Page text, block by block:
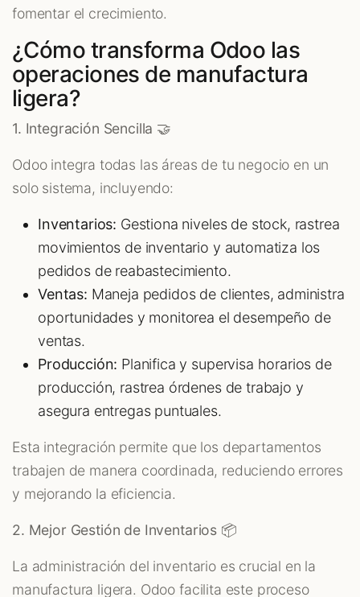
fomentar el crecimiento.
¿Cómo transforma Odoo las
operaciones de manufactura
ligera?
1. Integración Sencilla 🤝
Odoo integra todas las áreas de tu negocio en un
solo sistema, incluyendo:
Inventarios: Gestiona niveles de stock, rastrea
movimientos de inventario y automatiza los
pedidos de reabastecimiento.
Ventas: Maneja pedidos de clientes, administra
oportunidades y monitorea el desempeño de
ventas.
Producción: Planifica y supervisa horarios de
producción, rastrea órdenes de trabajo y
asegura entregas puntuales.
Esta integración permite que los departamentos
trabajen de manera coordinada, reduciendo errores
y mejorando la eficiencia.
2. Mejor Gestión de Inventarios 📦
La administración del inventario es crucial en la
manufactura ligera. Odoo facilita este proceso